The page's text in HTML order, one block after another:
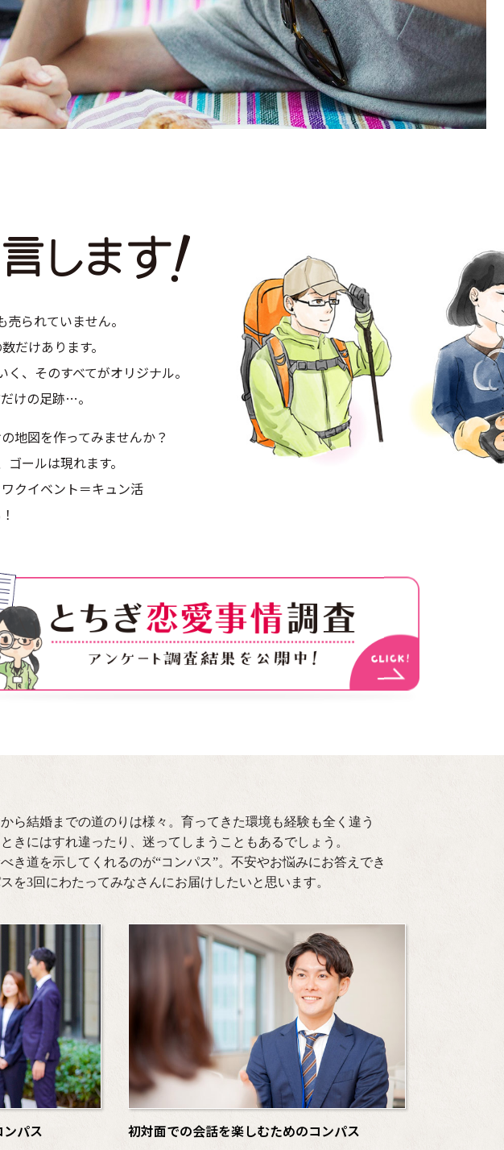
られていません。
だけあります。
、そのすべてがオリジナル。
けの足跡…。
地図を作ってみませんか？
ールは現れます。
クイベント＝キュン活
ら結婚までの道のりは様々。育ってきた環境も経験も全く違う
きにはすれ違ったり、迷ってしまうこともあるでしょう。
き道を示してくれるのが“コンパス”。不安やお悩みにお答えでき
を3回にわたってみなさんにお届けしたいと思います。
パス 初対面での会話を楽しむためのコンパス